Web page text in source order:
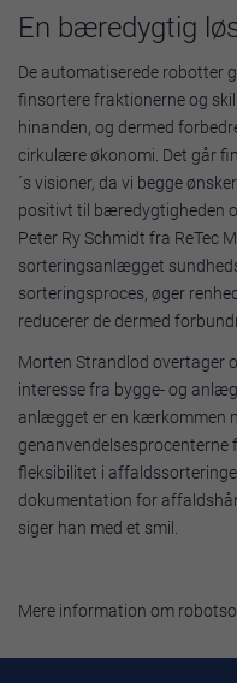
En bæredygtig
De automatiserede robotter
finsortere fraktionerne og
hinanden, og dermed
cirkulære økonomi. Det går
´s visioner, da vi begge
positivt til bæredygtigheden
Peter Ry Schmidt fra ReTec
sorteringsanlægget
sorteringsproces, øger
reducerer de dermed
Morten Strandlod overtager
interesse fra bygge- og
anlægget er en kærkommen
genanvendelsesprocenterne
fleksibilitet i
dokumentation for
siger han med et smil.
Mere information om